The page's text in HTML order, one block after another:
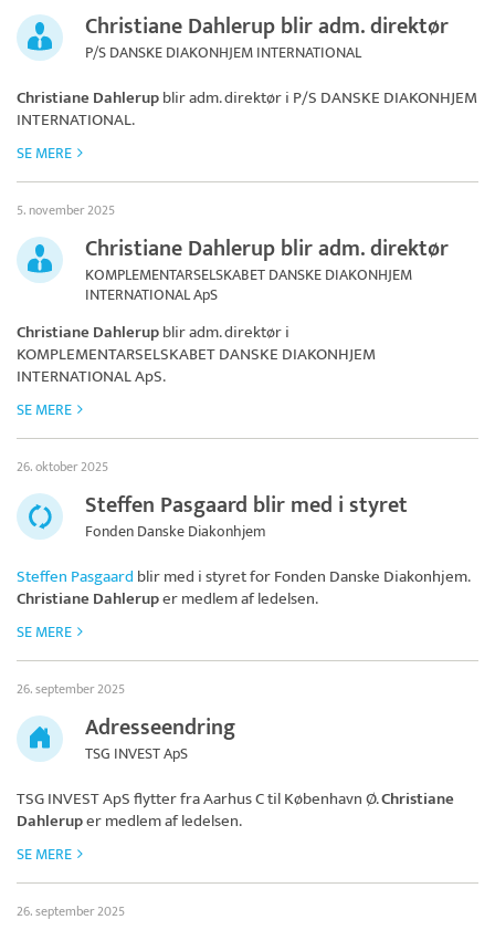
Christiane Dahlerup blir adm. direktør
P/S DANSKE DIAKONHJEM INTERNATIONAL
Christiane Dahlerupblir adm. direktør i P/S DANSKE DIAKONHJEM
INTERNATIONAL.
SE MERE
5. november 2025
Christiane Dahlerup blir adm. direktør
KOMPLEMENTARSELSKABET DANSKE DIAKONHJEM
INTERNATIONAL ApS
Christiane Dahlerupblir adm. direktør i
KOMPLEMENTARSELSKABET DANSKE DIAKONHJEM
INTERNATIONAL ApS.
SE MERE
26. oktober 2025
Steffen Pasgaard blir med i styret
Fonden Danske Diakonhjem
Steffen Pasgaard blir med i styret forFonden Danske Diakonhjem.
Christiane Dahleruper medlem af ledelsen.
SE MERE
26. september 2025
Adresseendring
TSG INVEST ApS
TSG INVEST ApSflytter fra Aarhus C til København Ø.Christiane
Dahleruper medlem af ledelsen.
SE MERE
26. september 2025